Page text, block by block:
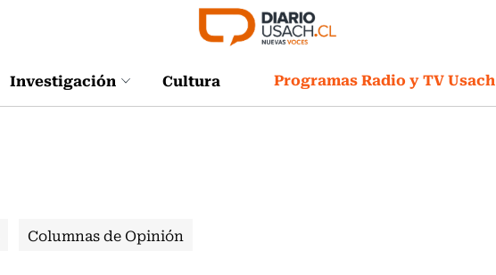
Investigación Cultura Programas Radio y TV Usach
Columnas de Opinión